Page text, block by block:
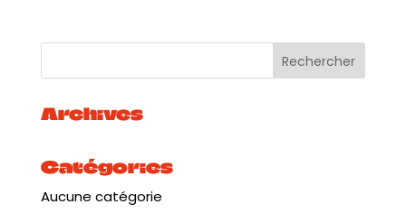
Archives
Catégories
Aucune catégorie